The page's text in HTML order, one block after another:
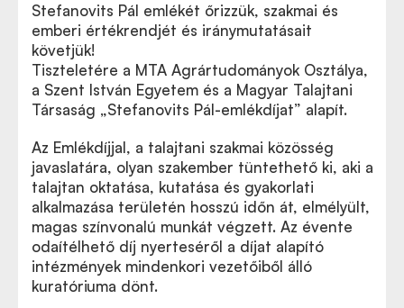
Stefanovits Pál emlékét őrizzük, szakmai és
emberi értékrendjét és iránymutatásait
követjük!
Tiszteletére a MTA Agrártudományok Osztálya,
a Szent István Egyetem és a Magyar Talajtani
Társaság „Stefanovits Pál-emlékdíjat” alapít.
Az Emlékdíjjal, a talajtani szakmai közösség
javaslatára, olyan szakember tüntethető ki, aki a
talajtan oktatása, kutatása és gyakorlati
alkalmazása területén hosszú időn át, elmélyült,
magas színvonalú munkát végzett. Az évente
odaítélhető díj nyerteséről a díjat alapító
intézmények mindenkori vezetőiből álló
kuratóriuma dönt.